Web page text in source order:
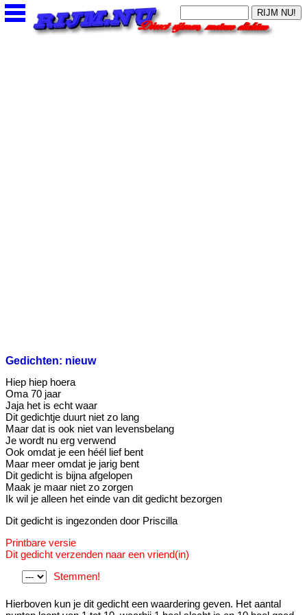
Gedichten: nieuw
Hiep hiep hoera
Oma 70 jaar
Jaja het is echt waar
Dit gedichtje duurt niet zo lang
Maar dat is ook niet van levensbelang
Je wordt nu erg verwend
Ook omdat je een héél lief bent
Maar meer omdat je jarig bent
Dit gedicht is bijna afgelopen
Maak je maar niet zo zorgen
Ik wil je alleen het einde van dit gedicht bezorgen
Dit gedicht is ingezonden door Priscilla
Printbare versie
Dit gedicht verzenden naar een vriend(in)
Stemmen!
Hierboven kun je dit gedicht een waardering geven. Het aantal